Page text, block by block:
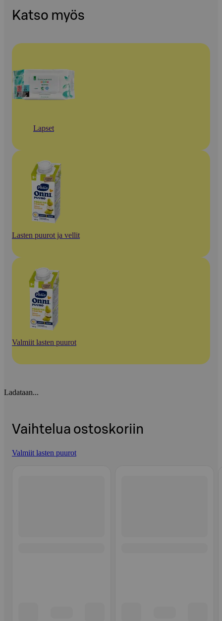
Katso myös
Lapset
Lasten puurot ja vellit
Valmiit lasten puurot
Ladataan...
Vaihtelua ostoskoriin
Valmiit lasten puurot